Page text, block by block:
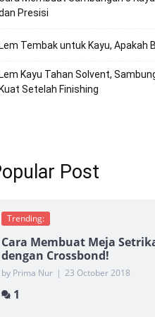
Presisi
Tembak untuk Kayu, Apakah
Kayu Tahan Solvent,
Setelah Finishing
Post
Trending:
Cara Membuat Meja
dengan Crossbond!
by Prima Nur | 23 October 2018
1